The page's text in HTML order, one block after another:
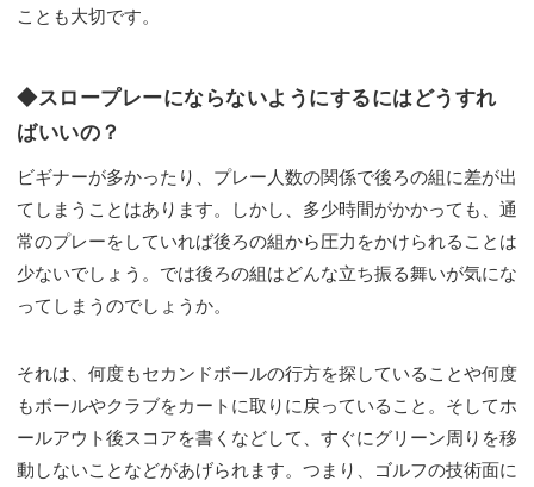
ことも大切です。
◆スロープレーにならないようにするにはどうすれ
ばいいの？
ビギナーが多かったり、プレー人数の関係で後ろの組に差が出
てしまうことはあります。しかし、多少時間がかかっても、通
常のプレーをしていれば後ろの組から圧力をかけられることは
少ないでしょう。では後ろの組はどんな立ち振る舞いが気にな
ってしまうのでしょうか。
それは、何度もセカンドボールの行方を探していることや何度
もボールやクラブをカートに取りに戻っていること。そしてホ
ールアウト後スコアを書くなどして、すぐにグリーン周りを移
動しないことなどがあげられます。つまり、ゴルフの技術面に